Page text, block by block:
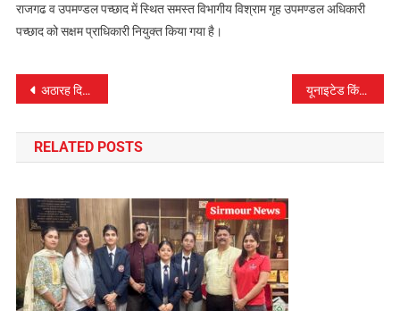
राजगढ व उपमण्डल पच्छाद में स्थित समस्त विभागीय विश्राम गृह उपमण्डल अधिकारी
पच्छाद को सक्षम प्राधिकारी नियुक्त किया गया है।
पोस्ट
नेविगेशन
अठारह दिन का बच्चा घर छोड चुनावी मैदान में उतरी नेहा यूनाइटेड किंगडम से सिरमौर लौटे लोग कोविड टैस्ट करवाना करे सुनिश्चित – केoकेo पराशर
RELATED POSTS